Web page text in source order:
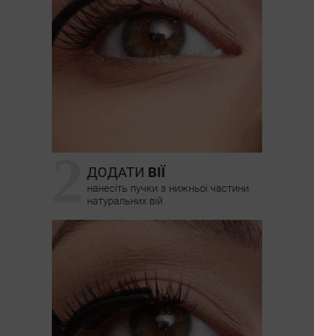
ДОДАТИ ВІЇ
нанесіть пучки з нижньої частини
натуральних вій